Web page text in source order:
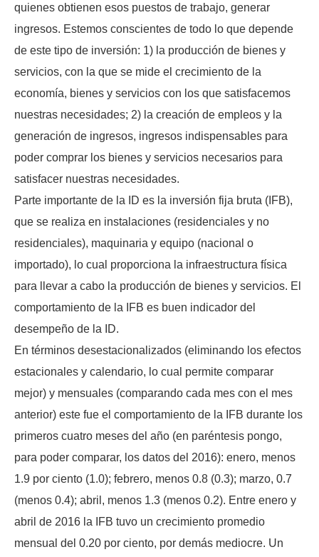
quienes obtienen esos puestos de trabajo, generar
ingresos. Estemos conscientes de todo lo que depende
de este tipo de inversión: 1) la producción de bienes y
servicios, con la que se mide el crecimiento de la
economía, bienes y servicios con los que satisfacemos
nuestras necesidades; 2) la creación de empleos y la
generación de ingresos, ingresos indispensables para
poder comprar los bienes y servicios necesarios para
satisfacer nuestras necesidades.
Parte importante de la ID es la inversión fija bruta (IFB),
que se realiza en instalaciones (residenciales y no
residenciales), maquinaria y equipo (nacional o
importado), lo cual proporciona la infraestructura física
para llevar a cabo la producción de bienes y servicios. El
comportamiento de la IFB es buen indicador del
desempeño de la ID.
En términos desestacionalizados (eliminando los efectos
estacionales y calendario, lo cual permite comparar
mejor) y mensuales (comparando cada mes con el mes
anterior) este fue el comportamiento de la IFB durante los
primeros cuatro meses del año (en paréntesis pongo,
para poder comparar, los datos del 2016): enero, menos
1.9 por ciento (1.0); febrero, menos 0.8 (0.3); marzo, 0.7
(menos 0.4); abril, menos 1.3 (menos 0.2). Entre enero y
abril de 2016 la IFB tuvo un crecimiento promedio
mensual del 0.20 por ciento, por demás mediocre. Un